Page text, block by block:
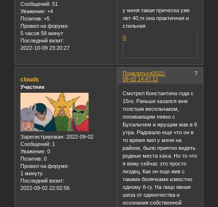
Сообщений: 51
Уважение: +4
Позитив: +5
Провел на форуме:
5 часов 58 минут
Последний визит:
2022-10-09 23:20:27
у меня такая прическа уже
лет 40,тк она практичная и
стильная
0
Поделиться 7
2022-
09-02 14:47:12
clouds
Участник
Зарегистрирован: 2022-09-02
Сообщений: 1
Уважение: 0
Позитив: 0
Провел на форуме:
1 минуту
Последний визит:
2022-09-02 22:02:56
Смотрел Константина года с
15го. Раньше казался мне
толстым весельчаком,
попивающим певко с
Бухалычем и жрущим мак в 6
утра. Радовало еще что он в
то время жил у меня на
районе, было приятно видеть
родные места хаха. Но то что
я вижу сейчас это просто
пиздец. Как он еще жив с
такими болячками известно
одному б-гу. На лицо явная
шиза от одиночества и
осознания собственной